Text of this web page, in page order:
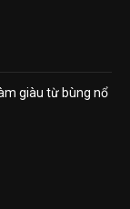
giàu từ bùng nổ